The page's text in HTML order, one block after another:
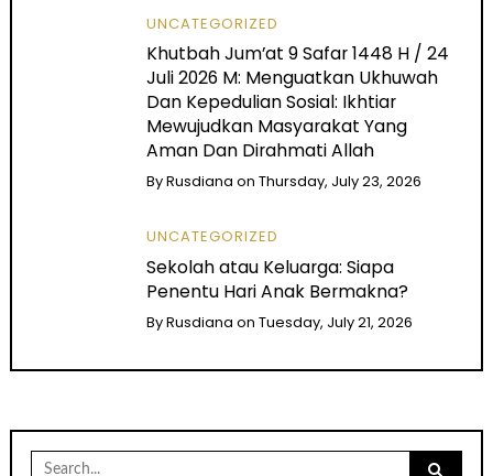
UNCATEGORIZED
Khutbah Jum’at 9 Safar 1448 H / 24
Juli 2026 M: Menguatkan Ukhuwah
Dan Kepedulian Sosial: Ikhtiar
Mewujudkan Masyarakat Yang
Aman Dan Dirahmati Allah
ByRusdiana onThursday, July 23, 2026
UNCATEGORIZED
Sekolah atau Keluarga: Siapa
Penentu Hari Anak Bermakna?
ByRusdiana onTuesday, July 21, 2026
Search